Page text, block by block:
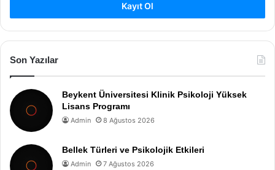
Kayıt Ol
Son Yazılar
Beykent Üniversitesi Klinik Psikoloji Yüksek
Lisans Programı
Admin 8 Ağustos 2026
Bellek Türleri ve Psikolojik Etkileri
Admin 7 Ağustos 2026